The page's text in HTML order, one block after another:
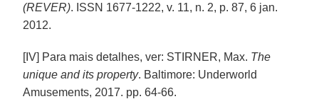
(REVER). ISSN 1677-1222, v. 11, n. 2, p. 87, 6 jan.
2012.
[IV] Para mais detalhes, ver: STIRNER, Max. The
unique and its property. Baltimore: Underworld
Amusements, 2017. pp. 64-66.